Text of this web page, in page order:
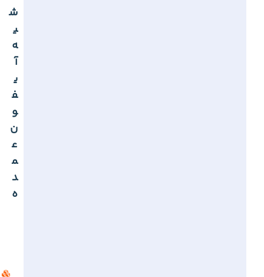
ش
ی
ه
آ
ی
ف
و
ن
ع
م
د
ه